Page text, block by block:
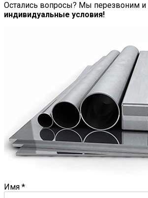
Остались вопросы? Мы перезвоним и
индивидуальные условия!
Имя *